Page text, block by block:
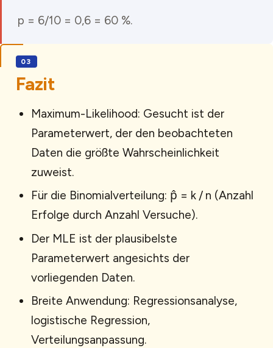
p = 6/10 = 0,6 = 60 %.
Fazit
Maximum-Likelihood: Gesucht ist der
Parameterwert, der den beobachteten
Daten die größte Wahrscheinlichkeit
zuweist.
Für die Binomialverteilung: p̂ = k / n (Anzahl
Erfolge durch Anzahl Versuche).
Der MLE ist der plausibelste
Parameterwert angesichts der
vorliegenden Daten.
Breite Anwendung: Regressionsanalyse,
logistische Regression,
Verteilungsanpassung.